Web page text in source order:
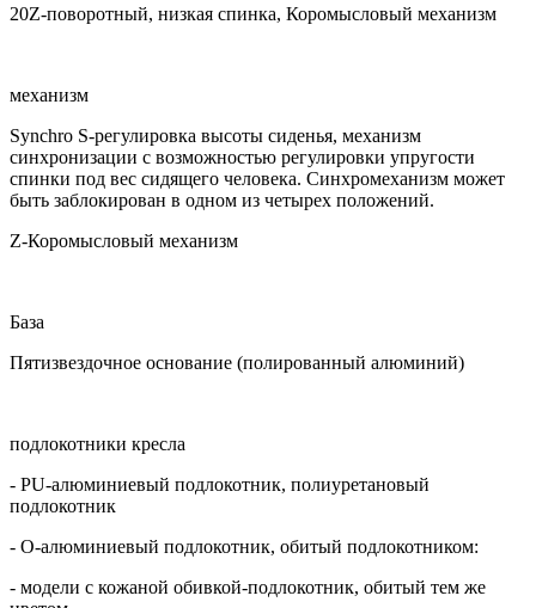
20Z-поворотный, низкая спинка, Коромысловый механизм
механизм
Synchro S-регулировка высоты сиденья, механизм
синхронизации с возможностью регулировки упругости
спинки под вес сидящего человека. Синхромеханизм может
быть заблокирован в одном из четырех положений.
Z-Коромысловый механизм
База
Пятизвездочное основание (полированный алюминий)
подлокотники кресла
- PU-алюминиевый подлокотник, полиуретановый
подлокотник
- O-алюминиевый подлокотник, обитый подлокотником:
- модели с кожаной обивкой-подлокотник, обитый тем же